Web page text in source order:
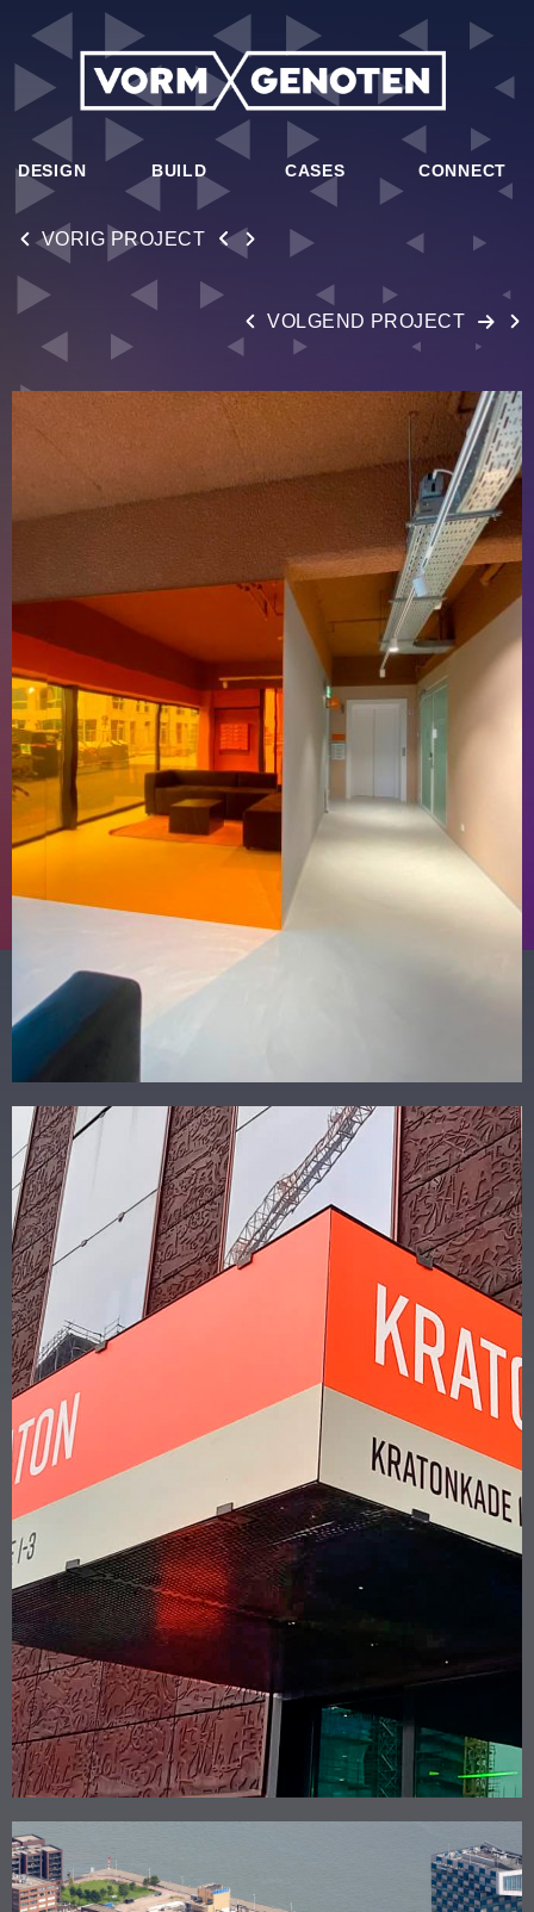
DESIGN BUILD CASES CONNECT
VORIG PROJECT
VOLGEND PROJECT